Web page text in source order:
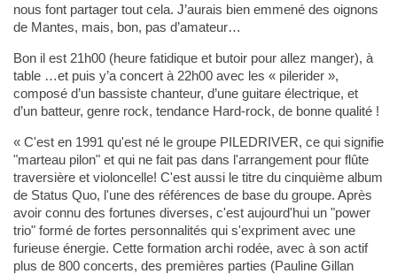
nous font partager tout cela. J’aurais bien emmené des oignons
de Mantes, mais, bon, pas d’amateur…
Bon il est 21h00 (heure fatidique et butoir pour allez manger), à
table …et puis y’a concert à 22h00 avec les « pilerider »,
composé d’un bassiste chanteur, d’une guitare électrique, et
d’un batteur, genre rock, tendance Hard-rock, de bonne qualité !
« C'est en 1991 qu'est né le groupe PILEDRIVER, ce qui signifie
"marteau pilon" et qui ne fait pas dans l'arrangement pour flûte
traversière et violoncelle! C'est aussi le titre du cinquième album
de Status Quo, l'une des références de base du groupe. Après
avoir connu des fortunes diverses, c'est aujourd'hui un "power
trio" formé de fortes personnalités qui s'expriment avec une
furieuse énergie. Cette formation archi rodée, avec à son actif
plus de 800 concerts, des premières parties (Pauline Gillan